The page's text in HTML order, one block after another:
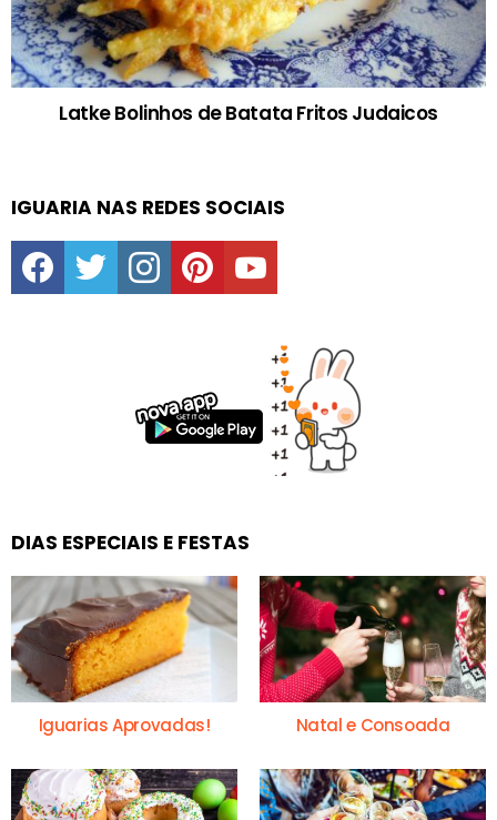
Latke Bolinhos de Batata Fritos Judaicos
IGUARIA NAS REDES SOCIAIS
facebooktwitter instagrampinterestyoutube
DIAS ESPECIAIS E FESTAS
Iguarias Aprovadas! Natal e Consoada